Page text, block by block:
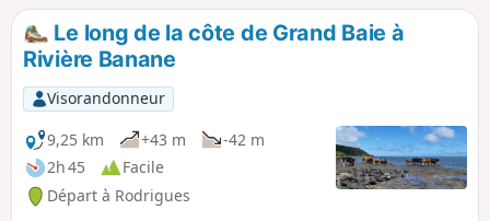
Le long de la côte de Grand Baie à
Rivière Banane
Visorandonneur
9,25 km
+43 m
-42 m
2h 45
Facile
Départ à Rodrigues